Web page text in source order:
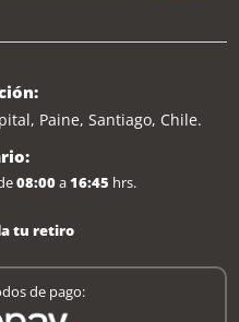
Paine, Santiago, Chile.
08:00a16:45 hrs.
tu retiro
de pago: